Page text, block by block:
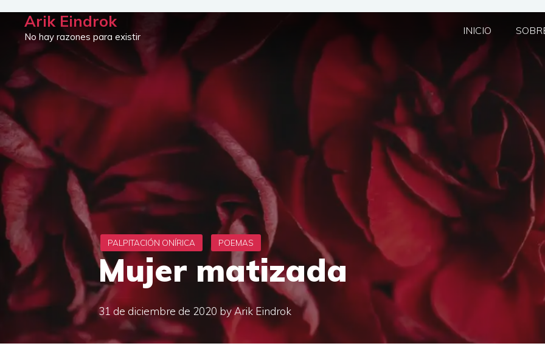
Saltar
contenido
Arik Eindrok
No hay razones para existir
INICIO
Mujer matizada
31 de diciembre de 2020 byArik Eindrok